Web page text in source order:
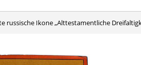
russische Ikone „Alttestamentliche